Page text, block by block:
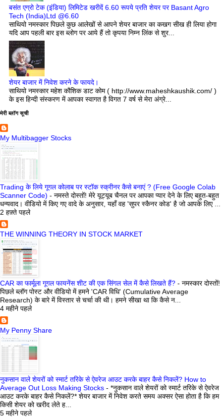
बसंत एग्रो टेक (इंडिया) लिमिटेड खरीदें 6.60 रूपये प्रति शेयर पर Basant Agro
Tech (India)Ltd @6.60
साथियो नमस्कार पिछले कुछ आलेखों से आपने शेयर बाजार का कखग सीख ही लिया होगा
यदि आप पहली बार इस ब्लोग पर आये हैं तो कृपया निम्न लिंक से शुर...
शेयर बाजार में निवेश करने के फायदे।
साथियो नमस्कार महेश कौशिक डाट कोम ( http://www.maheshkaushik.com/ )
के इस हिन्दी संस्करण में आपका स्वागत है विगत 7 वर्ष से मेरा अंग्रे...
मेरी ब्लॉग सूची
My Multibagger Stocks
Trading के लिये गूगल कोलाब पर स्टॉक स्क्रीनर कैसे बनाएं ? (Free Google Colab
Scanner Code) - नमस्ते दोस्तों! मेरे यूट्यूब चैनल पर आपका प्यार देने के लिए बहुत-बहुत
धन्यवाद। वीडियो में किए गए वादे के अनुसार, यहाँ वह 'सुपर स्कैनर कोड' है जो आपके लिए ...
2 हफ़्ते पहले
THE WINNING THEORY IN STOCK MARKET
CAR का फार्मूला गूगल फायनेंस शीट की एक सिंगल सेल में कैसे लिखते हैं? - नमस्कार दोस्तों!
पिछले ब्लॉग पोस्ट और वीडियो में हमने 'CAR विधि' (Cumulative Average
Research) के बारे में विस्तार से चर्चा की थी। हमने सीखा था कि कैसे न...
4 महीने पहले
My Penny Share
नुकसान वाले शेयरों को स्मार्ट तरिके से ऐवरेज आउट करके बाहर कैसे निकलें? How to
Average Out Loss Making Stocks - *नुकसान वाले शेयरों को स्मार्ट तरिके से ऐवरेज
आउट करके बाहर कैसे निकलें?* शेयर बाजार में निवेश करते समय अक्सर ऐसा होता है कि हम
किसी शेयर को खरीद लेते ह...
5 महीने पहले